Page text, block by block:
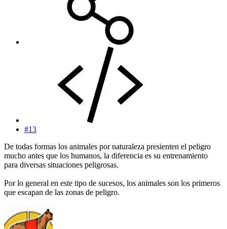
#13
De todas formas los animales por naturaleza presienten el peligro
mucho antes que los humanos, la diferencia es su entrenamiento
para diversas situaciones peligrosas.
Por lo general en este tipo de sucesos, los animales son los primeros
que escapan de las zonas de peligro.